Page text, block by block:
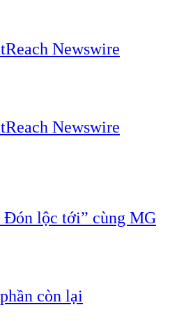
Newswire
Newswire
Đón lộc tới” cùng MG
còn lại